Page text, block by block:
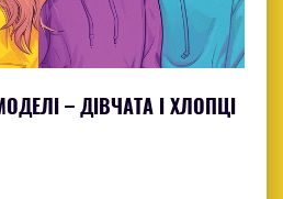
– ДІВЧАТА І ХЛОПЦІ